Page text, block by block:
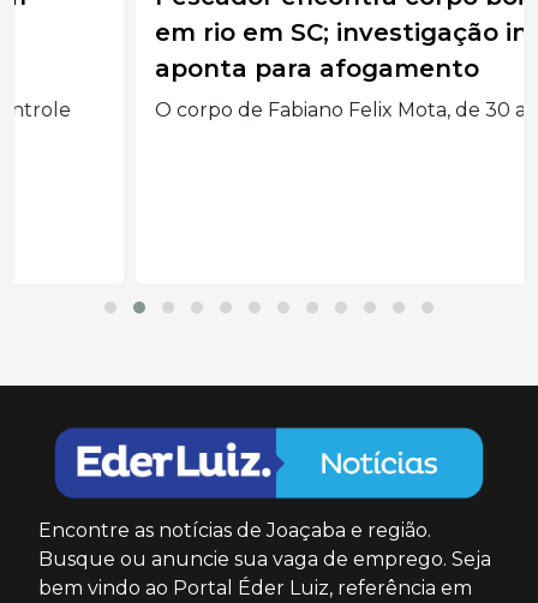
em rio em SC; investigação inicial
aponta para afogamento
O corpo de Fabiano Felix Mota, de 30 anos,...
Encontre as notícias de Joaçaba e região.
Busque ou anuncie sua vaga de emprego. Seja
bem vindo ao Portal Éder Luiz, referência em